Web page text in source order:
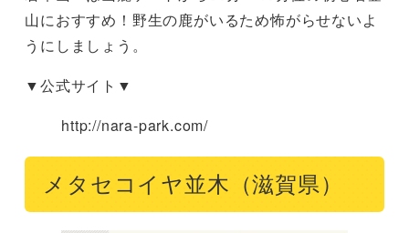
山におすすめ！野生の鹿がいるため怖がらせないよ
うにしましょう。
▼公式サイト▼
http://nara-park.com/
メタセコイヤ並木（滋賀県）